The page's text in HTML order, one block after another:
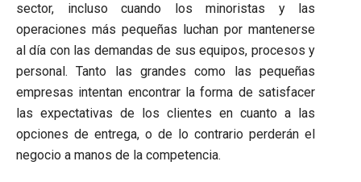
sector, incluso cuando los minoristas y las
operaciones más pequeñas luchan por mantenerse
al día con las demandas de sus equipos, procesos y
personal. Tanto las grandes como las pequeñas
empresas intentan encontrar la forma de satisfacer
las expectativas de los clientes en cuanto a las
opciones de entrega, o de lo contrario perderán el
negocio a manos de la competencia.